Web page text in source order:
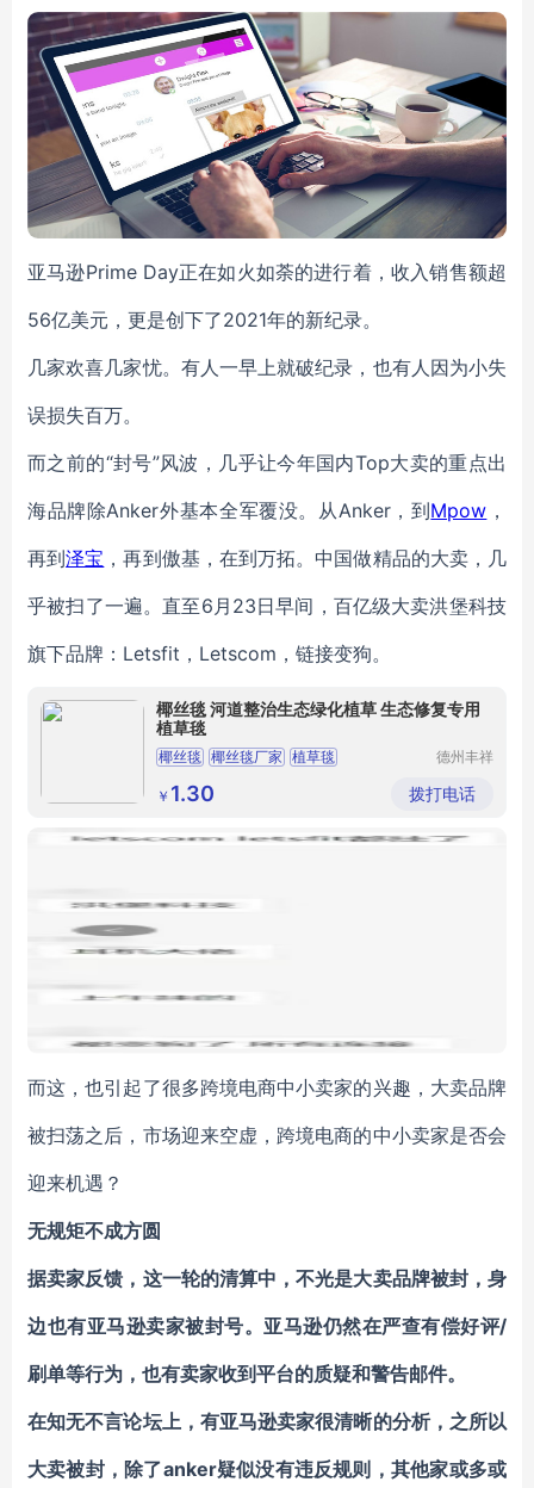
亚马逊Prime Day正在如火如荼的进行着，收入销售额超
56亿美元，更是创下了2021年的新纪录。
几家欢喜几家忧。有人一早上就破纪录，也有人因为小失
误损失百万。
而之前的“封号”风波，几乎让今年国内Top大卖的重点出
海品牌除Anker外基本全军覆没。从Anker，到Mpow ，
再到泽宝 ，再到傲基，在到万拓。中国做精品的大卖，几
乎被扫了一遍。直至6月23日早间，百亿级大卖洪堡科技
旗下品牌：Letsfit，Letscom，链接变狗。
椰丝毯 河道整治生态绿化植草 生态修复专用
植草毯
椰丝毯 椰丝毯厂家 植草毯
德州丰祥
限公司
￥ 1.30 拨打电话
而这，也引起了很多跨境电商中小卖家的兴趣，大卖品牌
被扫荡之后，市场迎来空虚，跨境电商的中小卖家是否会
迎来机遇？
无规矩不成方圆
据卖家反馈，这一轮的清算中，不光是大卖品牌被封，身
边也有亚马逊卖家被封号。亚马逊仍然在严查有偿好评/
刷单等行为，也有卖家收到平台的质疑和警告邮件。
在知无不言论坛上，有亚马逊卖家很清晰的分析，之所以
大卖被封，除了anker疑似没有违反规则，其他家或多或